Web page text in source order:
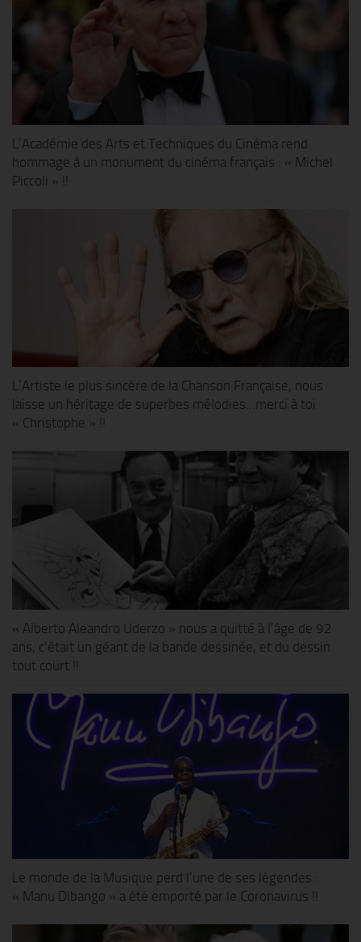
L’Académie des Arts et Techniques du Cinéma rend
hommage à un monument du cinéma français : « Michel
Piccoli » !!
L’Artiste le plus sincère de la Chanson Française, nous
laisse un héritage de superbes mélodies…merci à toi
« Christophe » !!
« Alberto Aleandro Uderzo » nous a quitté à l’âge de 92
ans, c’était un géant de la bande dessinée, et du dessin
tout court !!
Le monde de la Musique perd l’une de ses légendes :
« Manu Dibango » a été emporté par le Coronavirus !!